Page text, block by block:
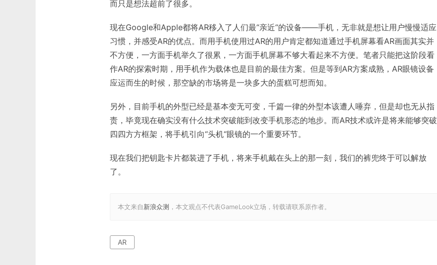
而只是想法超前了很多。
现在Google和Apple都将AR移入了人们最“亲近“的设备——手机，无非就是想让用户慢慢适应
习惯，并感受AR的优点。而用手机使用过AR的用户肯定都知道通过手机屏幕看AR画面其实并
不方便，一方面手机举久了很累，一方面手机屏幕不够大看起来不方便。笔者只能把这阶段看
作AR的探索时期，用手机作为载体也是目前的最佳方案。但是等到AR方案成熟，AR眼镜设备
应运而生的时候，那空缺的市场将是一块多大的蛋糕可想而知。
另外，目前手机的外型已经是基本变无可变，千篇一律的外型本该遭人唾弃，但是却也无从指
责，毕竟现在确实没有什么技术突破能到改变手机形态的地步。而AR技术或许是将来能够突破
四四方方框架，将手机引向“头机“眼镜的一个重要环节。
现在我们把钥匙卡片都装进了手机，将来手机戴在头上的那一刻，我们的裤兜终于可以解放
了。
本文来自新浪众测 ，本文观点不代表GameLook立场，转载请联系原作者。
AR